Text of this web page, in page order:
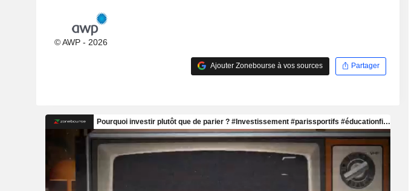
© AWP - 2026
Ajouter Zonebourse à vos sources Partager